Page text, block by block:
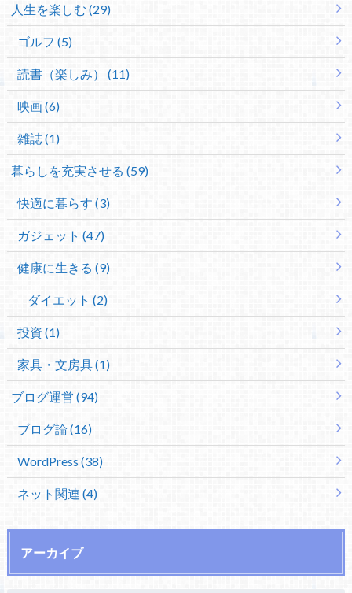
人生を楽しむ (29)
ゴルフ (5)
読書（楽しみ） (11)
映画 (6)
雑誌 (1)
暮らしを充実させる (59)
快適に暮らす (3)
ガジェット (47)
健康に生きる (9)
ダイエット (2)
投資 (1)
家具・文房具 (1)
ブログ運営 (94)
ブログ論 (16)
WordPress (38)
ネット関連 (4)
アーカイブ